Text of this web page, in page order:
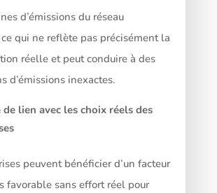
d’émissions du réseau
qui ne reflète pas précisément la
réelle et peut conduire à des
d’émissions inexactes.
de lien avec les choix réels des
peuvent bénéficier d’un facteur
favorable sans effort réel pour